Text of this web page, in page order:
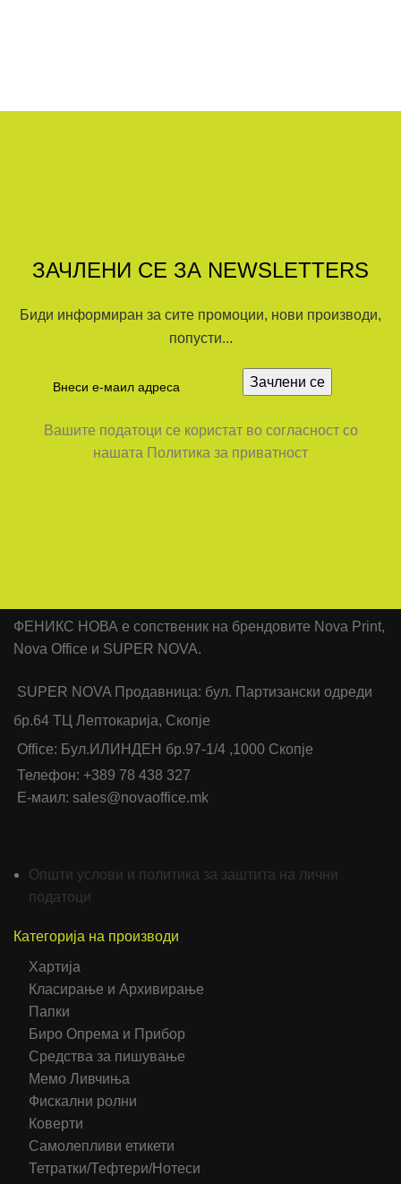
ЗАЧЛЕНИ СЕ ЗА NEWSLETTERS
Биди информиран за сите промоции, нови производи,
попусти...
Вашите податоци се користат во согласност со
нашата Политика за приватност
ФЕНИКС НОВА е сопственик на брендовите Nova Print,
Nova Office и SUPER NOVA.
SUPER NOVA Продавница: бул. Партизански одреди
бр.64 ТЦ Лептокарија, Скопје
Office: Бул.ИЛИНДЕН бр.97-1/4 ,1000 Скопје
Телефон: +389 78 438 327
Е-маил: sales@novaoffice.mk
Општи услови и политика за заштита на лични
податоци
Категорија на производи
Хартија
Класирање и Архивирање
Папки
Биро Опрема и Прибор
Средства за пишување
Мемо Ливчиња
Фискални ролни
Коверти
Самолепливи етикети
Тетратки/Тефтери/Нотеси